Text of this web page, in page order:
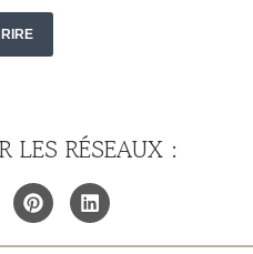
LES RÉSEAUX :